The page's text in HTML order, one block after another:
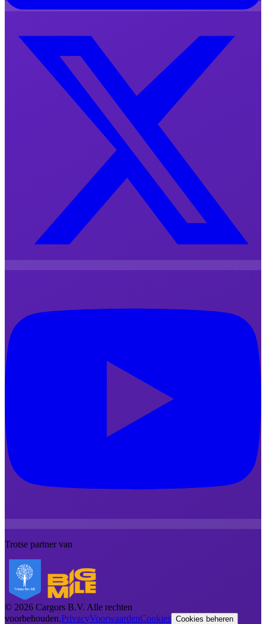
Trotse partner van
© 2026 Cargors B.V. Alle rechten
voorbehouden.PrivacyVoorwaardenCookies Cookies beheren